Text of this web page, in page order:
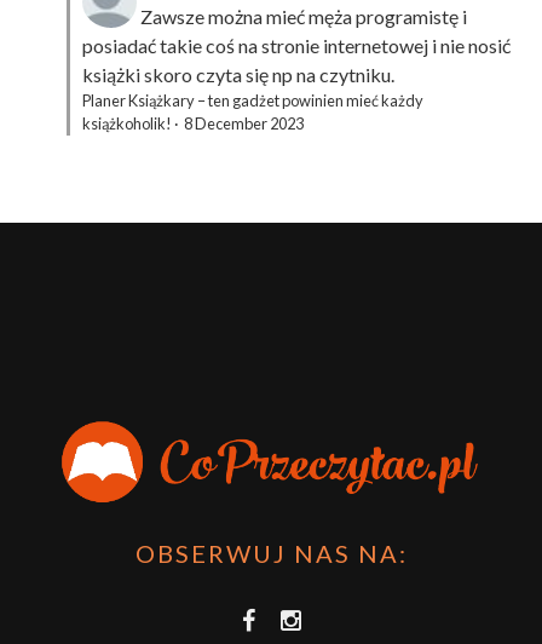
Zawsze można mieć męża programistę i
posiadać takie coś na stronie internetowej i nie nosić
książki skoro czyta się np na czytniku.
Planer Książkary – ten gadżet powinien mieć każdy
książkoholik! · 8 December 2023
OBSERWUJ NAS NA: